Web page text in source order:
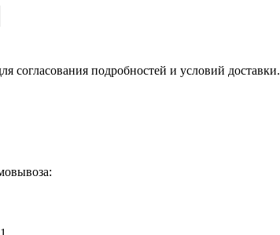
согласования подробностей и условий доставки.